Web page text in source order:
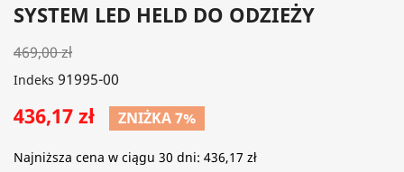
SYSTEM LED HELD DO ODZIEŻY
469,00 zł
Indeks 91995-00
436,17 zł ZNIŻKA 7%
Najniższa cena w ciągu 30 dni: 436,17 zł